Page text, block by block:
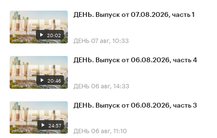
20:02
ДЕНЬ. Выпуск от 07.08.2026, часть 1
ДЕНЬ 07 авг, 10:33
20:46
ДЕНЬ. Выпуск от 06.08.2026, часть 4
ДЕНЬ 06 авг, 14:33
24:57
ДЕНЬ. Выпуск от 06.08.2026, часть 3
ДЕНЬ 06 авг, 11:10